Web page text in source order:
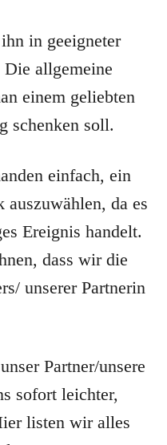
in geeigneter
Die allgemeine
einem geliebten
schenken soll.
einfach, ein
auszuwählen, da es
Ereignis handelt.
dass wir die
unserer Partnerin
Partner/unsere
sofort leichter,
listen wir alles